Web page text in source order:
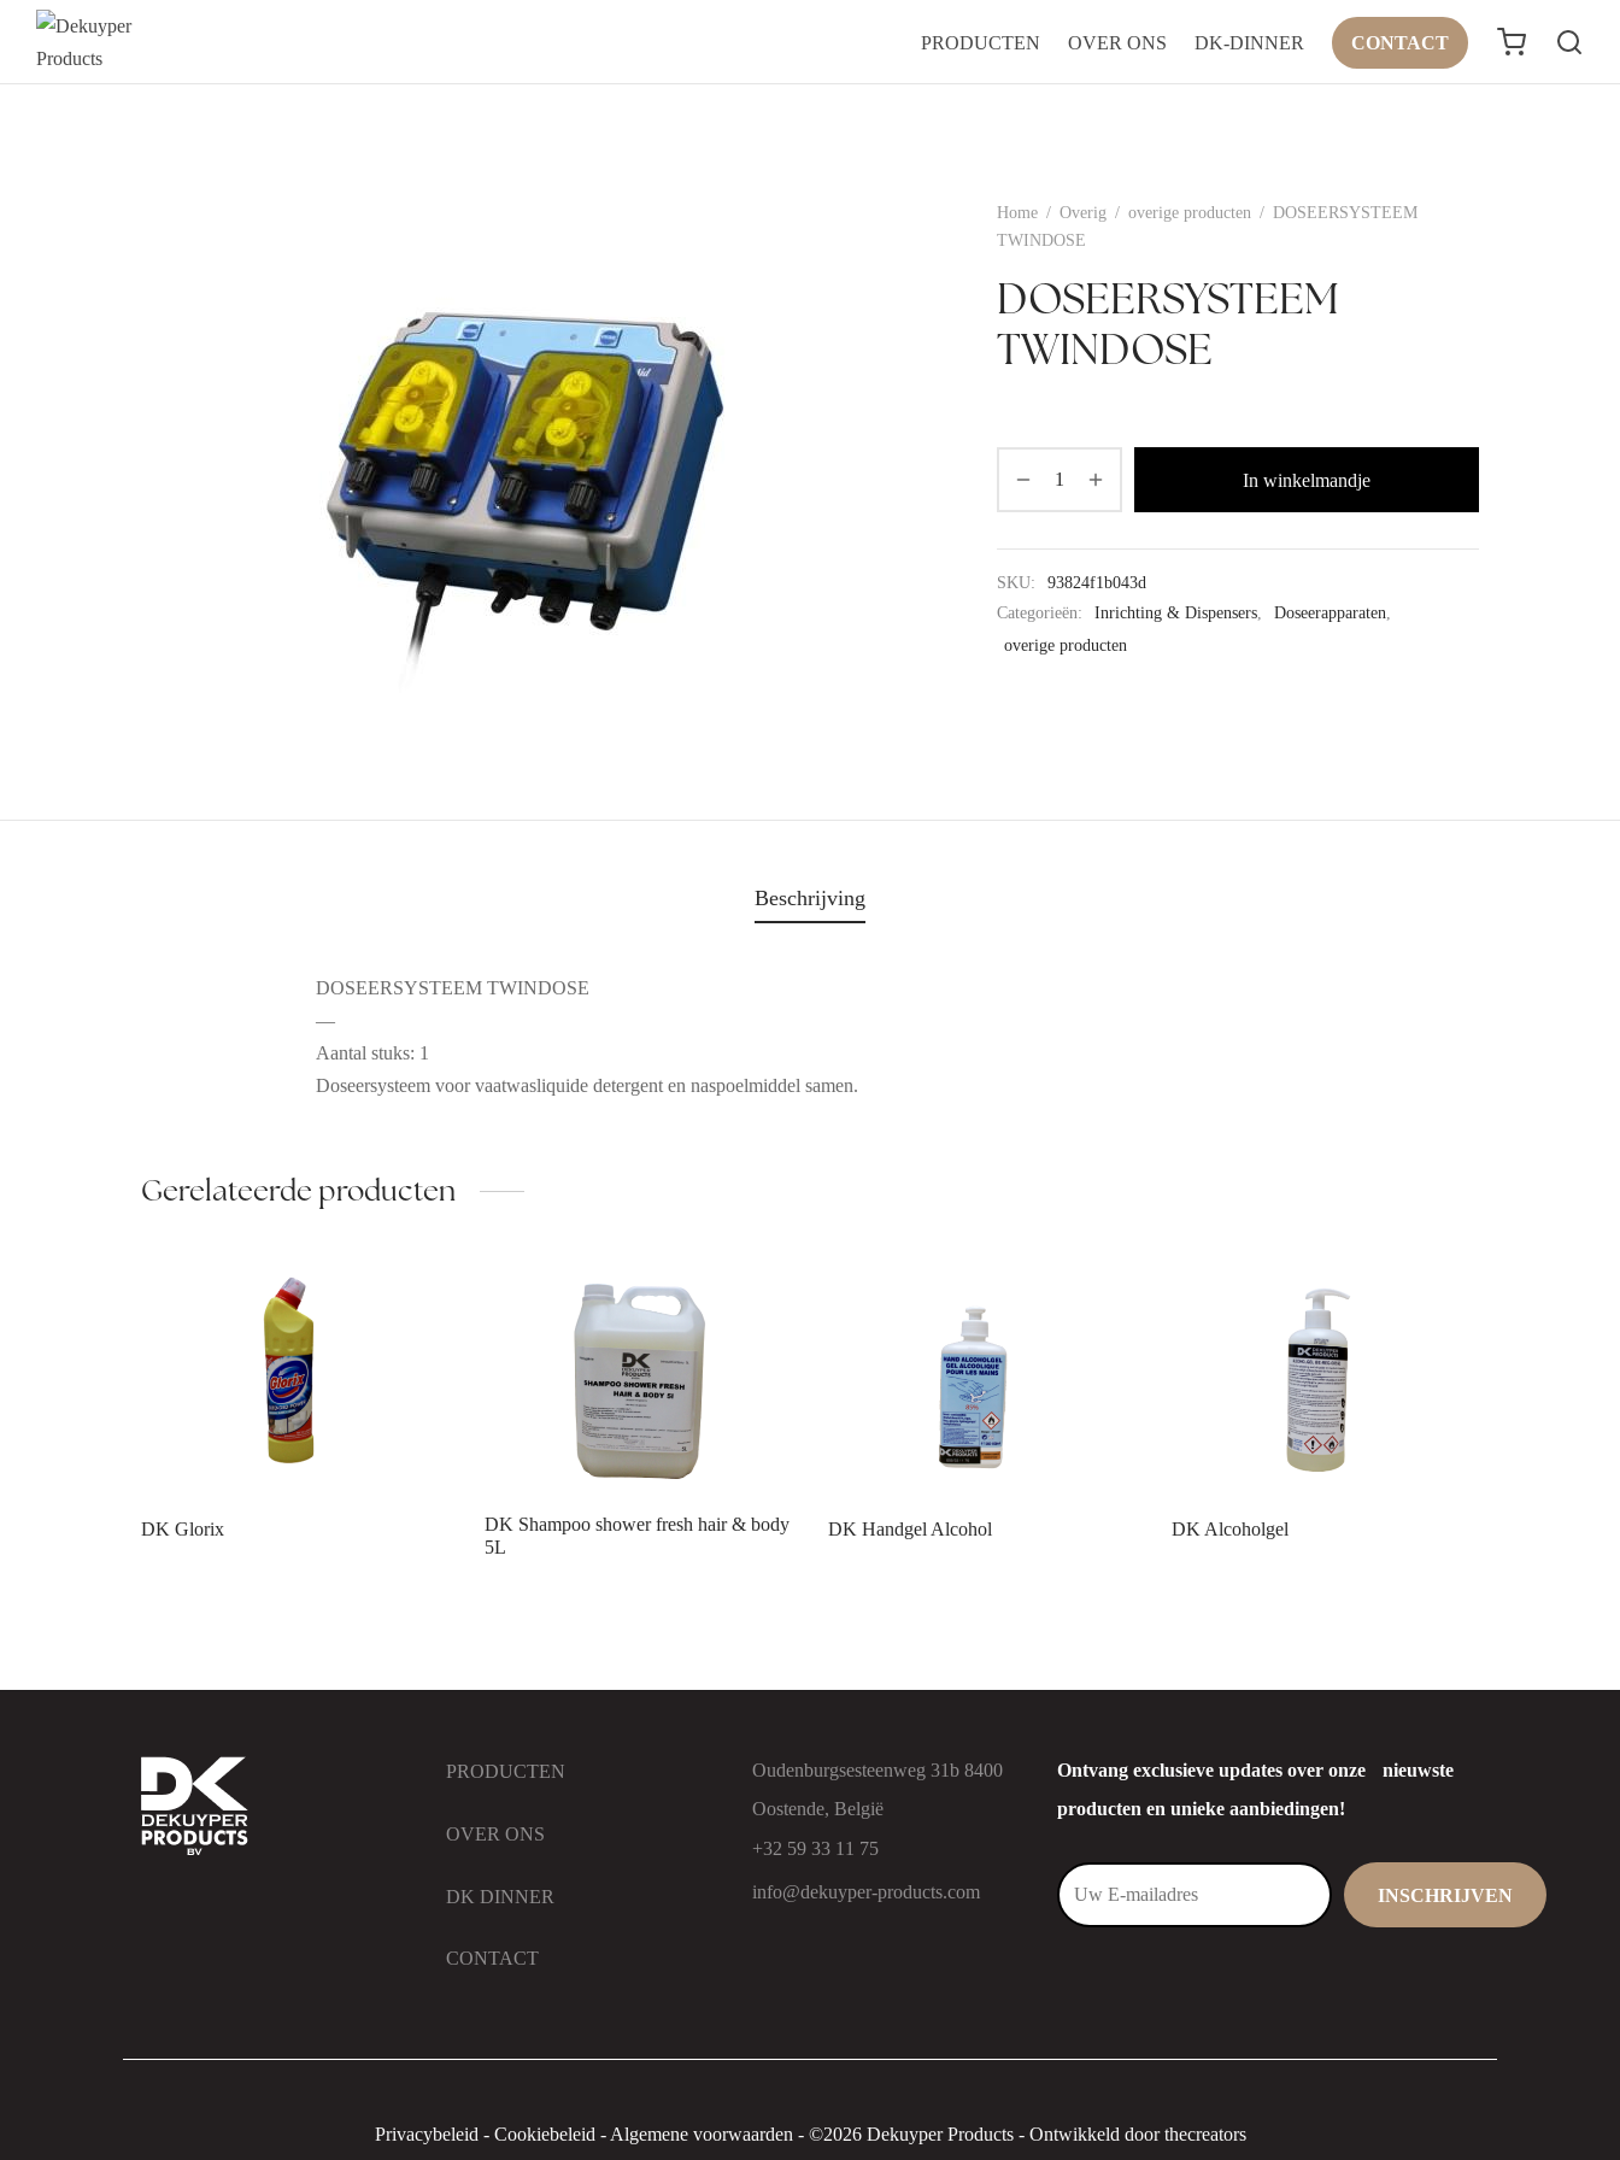
PRODUCTEN OVER ONS DK-DINNER CONTACT
Home / Overig / overige producten / DOSEERSYSTEEM
TWINDOSE
DOSEERSYSTEEM
TWINDOSE
In winkelmandje
SKU:
93824f1b043d
Categorieën:
Inrichting & Dispensers, Doseerapparaten,
overige producten
Beschrijving
DOSEERSYSTEEM TWINDOSE
—
Aantal stuks: 1
Doseersysteem voor vaatwasliquide detergent en naspoelmiddel samen.
Gerelateerde producten
DK Glorix
DK Shampoo shower fresh hair & body
5L
DK Handgel Alcohol DK Alcoholgel
Ontvang exclusieve updates over onze nieuwste
producten en unieke aanbiedingen!
PRODUCTEN
OVER ONS
DK DINNER
CONTACT
Oudenburgsesteenweg 31b 8400
Oostende, België
+32 59 33 11 75
info@dekuyper-products.com
Privacybeleid - Cookiebeleid - Algemene voorwaarden - ©2026 Dekuyper Products - Ontwikkeld door thecreators